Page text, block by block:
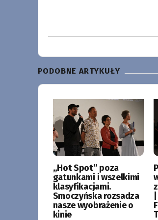
PODOBNE ARTYKUŁY
„Hot Spot” poza
gatunkami i wszelkimi
klasyfikacjami.
Smoczyńska rozsadza
nasze wyobrażenie o
kinie